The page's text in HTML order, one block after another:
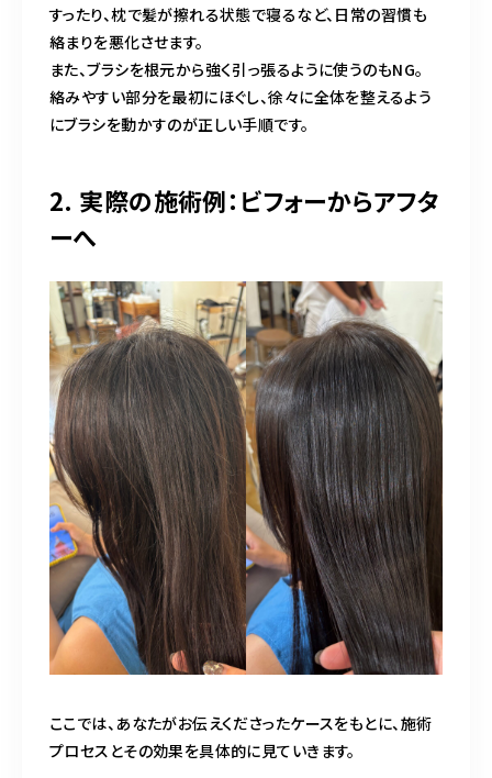
すったり、枕で髪が擦れる状態で寝るなど、日常の習慣も
絡まりを悪化させます。
また、ブラシを根元から強く引っ張るように使うのもNG。
絡みやすい部分を最初にほぐし、徐々に全体を整えるよう
にブラシを動かすのが正しい手順です。
2. 実際の施術例：ビフォーからアフタ
ーへ
ここでは、あなたがお伝えくださったケースをもとに、施術
プロセスとその効果を具体的に見ていきます。